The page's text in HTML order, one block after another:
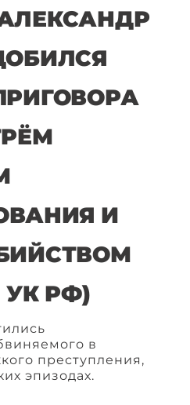
И
УК РФ)
в
преступления,
эпизодах.